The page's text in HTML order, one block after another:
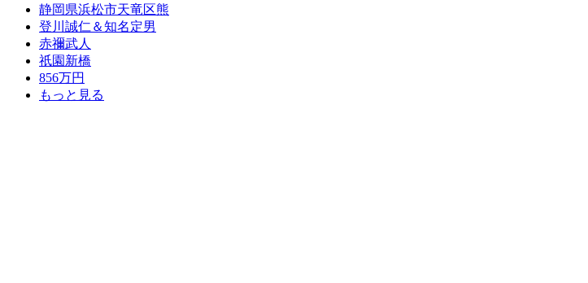
静岡県浜松市天竜区熊
登川誠仁＆知名定男
赤禰武人
祇園新橋
856万円
もっと見る